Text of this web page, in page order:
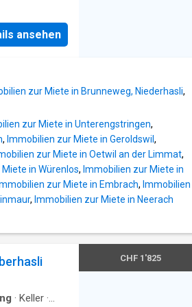
ist in
Highlights,
Blick in die
bietet
Aussicht,
der
Granit-
-
und
Die
Quartier
ansehen
zur Miete in Brunneweg, Niederhasli,
zur Miete in Unterengstringen,
, Immobilien zur Miete in Geroldswil ,
zur Miete in Oetwil an der Limmat,
in Würenlos, Immobilien zur Miete in
zur Miete in Embrach, Immobilien
, Immobilien zur Miete in Neerach
· Keller ·
CHF 1'825